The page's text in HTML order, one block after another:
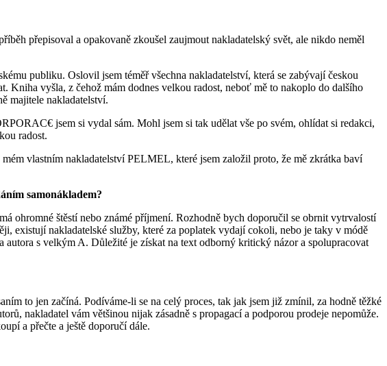
přepisoval a opakovaně zkoušel zaujmout nakladatelský svět, ale nikdo neměl
publiku. Oslovil jsem téměř všechna nakladatelství, která se zabývají českou
vyšla, z čehož mám dodnes velkou radost, neboť mě to nakoplo do dalšího
majitele nakladatelství.
jsem si vydal sám. Mohl jsem si tak udělat vše po svém, ohlídat si redakci,
radost.
vlastním nakladatelství PELMEL, které jsem založil proto, že mě zkrátka baví
samonákladem?
ohromné štěstí nebo známé příjmení. Rozhodně bych doporučil se obrnit vytrvalostí
existují nakladatelské služby, které za poplatek vydají cokoli, nebo je taky v módě
s velkým A. Důležité je získat na text odborný kritický názor a spolupracovat
to jen začíná. Podíváme-li se na celý proces, tak jak jsem již zmínil, za hodně těžké
nakladatel vám většinou nijak zásadně s propagací a podporou prodeje nepomůže.
a přečte a ještě doporučí dále.